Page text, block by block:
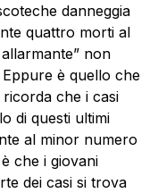
danneggia
quattro morti al
non
è quello che
che i casi
di questi ultimi
al minor numero
che i giovani
dei casi si trova